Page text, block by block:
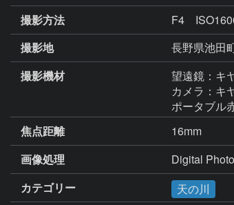
撮影方法
F4
撮影地
長野県池田
撮影機材
望遠鏡：キ
カメラ：キ
ポータブル
焦点距離
16mm
画像処理
Digital
カテゴリー
天の川